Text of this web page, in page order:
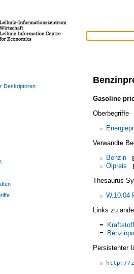
Gasoline
Oberbegriffe
Verwandte
Benzin
Ölpreis
Thesaurus
W.10.04
Links zu
=
=
Persistenter
http://
Deskriptoren